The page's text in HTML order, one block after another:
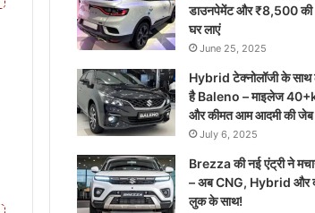
डाउनपेमेंट और ₹8,500 की
घर लाएं
June 25, 2025
Hybrid टेक्नोलॉजी के साथ
है Baleno – माइलेज
और कीमत आम आदमी की जेब
July 6, 2025
Brezza की नई एंट्री ने
– अब CNG, Hybrid और
लुक के साथ!